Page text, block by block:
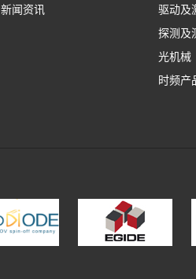
新闻资讯
驱动及
探测及
光机械
时频产